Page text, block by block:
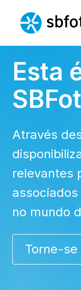
Esta
Através
relevantes
no mundo
Torne-